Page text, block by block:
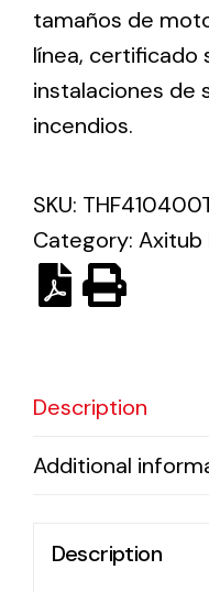
Iluminación
Variedad de
de necesidades.
Solar lighting
tamaños de
línea, certificado
instalaciones de
incendios.
SKU:
Category: Axitub
Description
Additional
Description